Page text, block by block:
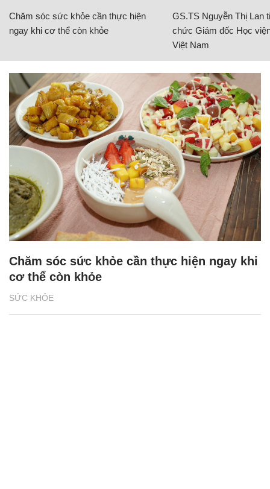
Chăm sóc sức khỏe cần thực hiện
ngay khi cơ thể còn khỏe
GS.TS Nguyễn Thị Lan
chức Giám đốc Học
Việt Nam
SỨC KHỎE
Chăm sóc sức khỏe cần thực hiện ngay khi
cơ thể còn khỏe